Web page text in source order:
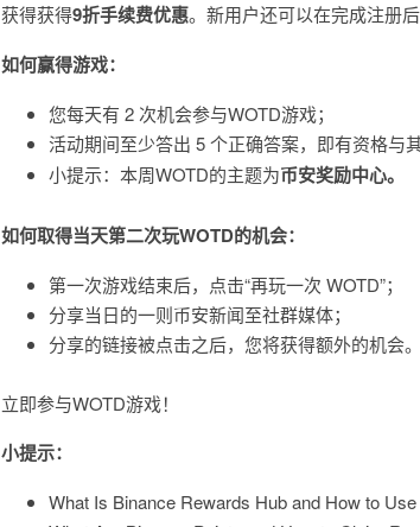
获得获得9折手续费优惠。新用户还可以在完成注册
如何赢得游戏：
您每天有 2 次机会参与WOTD游戏；
活动期间至少答出 5 个正确答案，即有资格与
小提示：本周WOTD的主题为币安奖励中心。
如何取得当天第二次玩WOTD的机会：
第一次游戏结束后，点击“再玩一次 WOTD”；
分享当日的一则币安新闻至社群媒体；
分享的链接被点击之后，您将获得额外的机会。
立即参与WOTD游戏！
小提示：
What Is Binance Rewards Hub and How to